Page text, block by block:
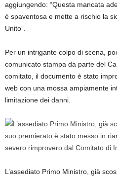
aggiungendo: “Questa mancata
è spaventosa e mette a rischio la
Unito”.
Per un intrigante colpo di scena,
comunicato stampa da parte del
comitato, il documento è stato
web con una mossa ampiamente
limitazione dei danni.
L’assediato Primo Ministro, già